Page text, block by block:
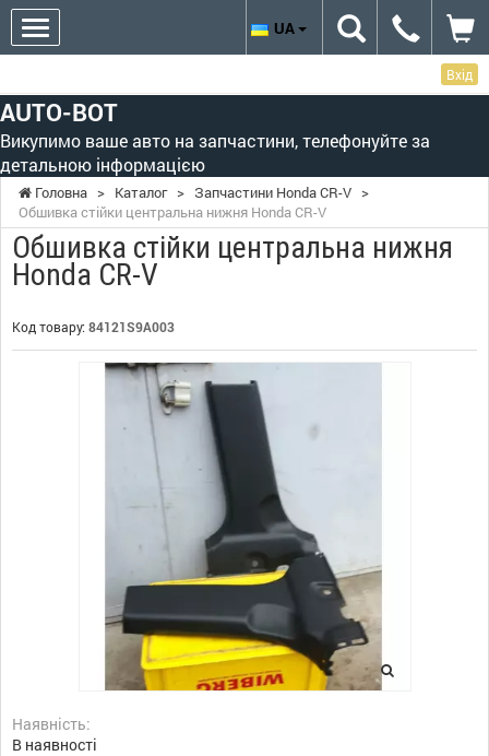
Вхід
AUTO-BOT
Викупимо ваше авто на запчастини, телефонуйте за
детальною інформацією
UA
Головна > Каталог > Запчастини Honda CR-V >
Обшивка стійки центральна нижня Honda CR-V
Обшивка стійки центральна нижня
Honda CR-V
Код товару: 84121S9A003
Наявність:
В наявності